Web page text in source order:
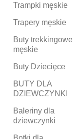
Trampki męskie
Trapery męskie
Buty trekkingowe
męskie
Buty Dziecięce
BUTY DLA
DZIEWCZYNKI
Baleriny dla
dziewczynki